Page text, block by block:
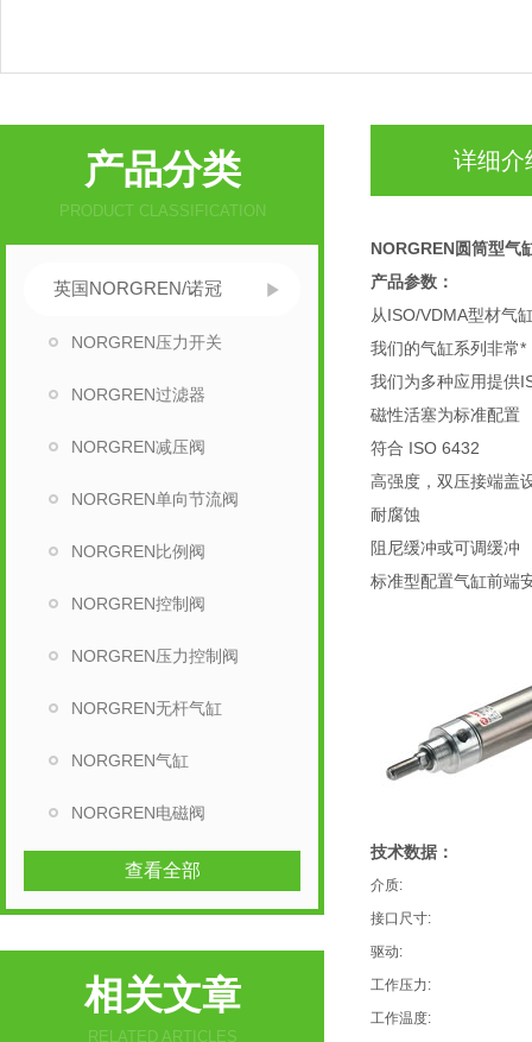
产品分类
PRODUCT CLASSIFICATION
英国NORGREN/诺冠
NORGREN压力开关
NORGREN过滤器
NORGREN减压阀
NORGREN单向节流阀
NORGREN比例阀
NORGREN控制阀
NORGREN压力控制阀
NORGREN无杆气缸
NORGREN气缸
NORGREN电磁阀
查看全部
相关文章
RELATED ARTICLES
详细介
NORGREN圆筒型气
产品参数：
从ISO/VDMA型材气
我们的气缸系列非常
我们为多种应用提供
磁性活塞为标准配置
符合 ISO 6432
高强度，双压接端盖
耐腐蚀
阻尼缓冲或可调缓冲
标准型配置气缸前端
技术数据：
介质:
接口尺寸:
驱动:
工作压力:
工作温度: